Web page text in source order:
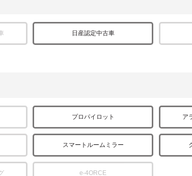
日産認定中古車
プロパイロット ア
スマートルームミラー
e-4ORCE